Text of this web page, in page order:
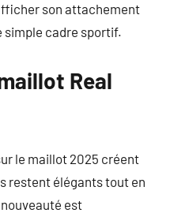
son attachement
simple cadre sportif.
Real
le maillot 2025 créent
restent élégants tout en
est